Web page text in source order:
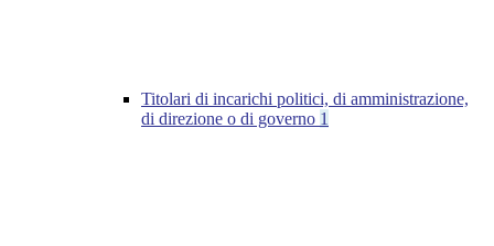
Titolari di incarichi politici, di amministrazione,
di direzione o di governo 1